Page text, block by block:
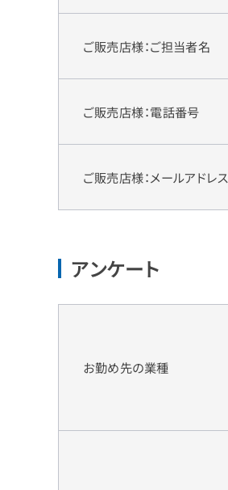
ご販売店様：ご担当者名
ご販売店様：電話番号
ご販売店様：メールアドレス
アンケート
お勤め先の業種